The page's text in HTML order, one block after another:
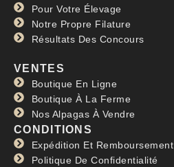
Pour Votre Élevage
Notre Propre Filature
Résultats Des Concours
VENTES
Boutique En Ligne
Boutique À La Ferme
Nos Alpagas À Vendre
CONDITIONS
Expédition Et Remboursement
Politique De Confidentialité